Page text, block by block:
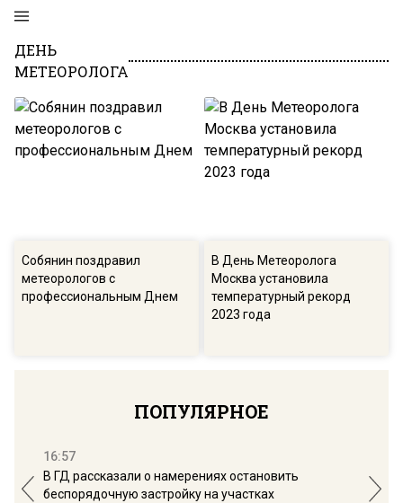
ДЕНЬ
МЕТЕОРОЛОГА
Собянин поздравил
метеорологов с
профессиональным Днем
В День Метеоролога
Москва установила
температурный рекорд
2023 года
ПОПУЛЯРНОЕ
16:57
В ГД рассказали о намерениях остановить
беспорядочную застройку на участках